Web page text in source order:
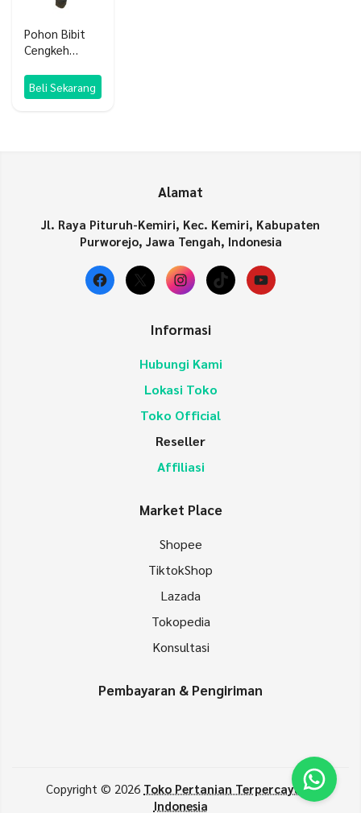
Pohon Bibit
Cengkeh
Berkualitas
Beli Sekarang
Alamat
Jl. Raya Pituruh-Kemiri, Kec. Kemiri, Kabupaten
Purworejo, Jawa Tengah, Indonesia
Facebook
X Instagram
TikTokYouTube
Informasi
Hubungi Kami
Lokasi Toko
Toko Official
Reseller
Affiliasi
Market Place
Shopee
TiktokShop
Lazada
Tokopedia
Konsultasi
Pembayaran & Pengiriman
Copyright © 2026 Toko Pertanian Terpercaya di
Indonesia